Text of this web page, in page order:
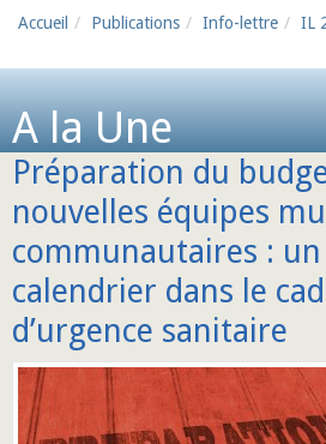
Accueil Publications Info-lettre IL
A la Une
Préparation du
nouvelles équipes
communautaires :
calendrier dans le
d’urgence sanitaire